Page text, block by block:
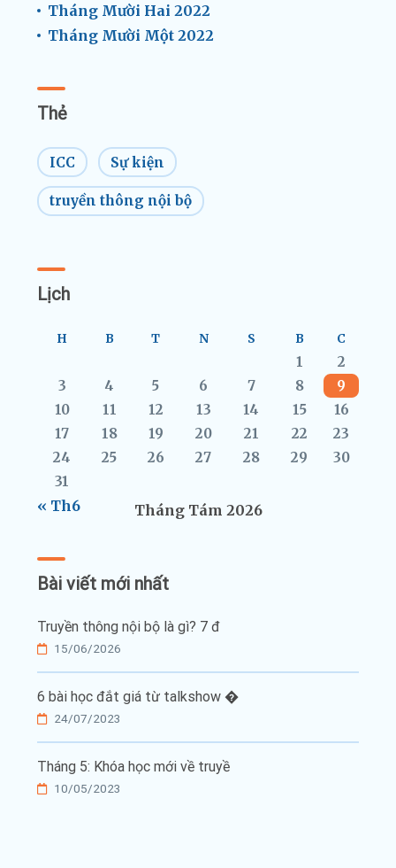
Tháng Mười Hai 2022
Tháng Mười Một 2022
Thẻ
ICC Sự kiện
truyền thông nội bộ
Lịch
Tháng Tám 2026
H B T N S B C
1
2
3
4 5 6 7 8
9
10
11 12 13 14 15
16
17
18 19 20 21 22
23
24
25 26 27 28 29
30
31
« Th6
Bài viết mới nhất
Truyền thông nội bộ là gì? 7 đ
15/06/2026
6 bài học đắt giá từ talkshow �
24/07/2023
Tháng 5: Khóa học mới về truyề
10/05/2023